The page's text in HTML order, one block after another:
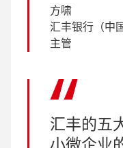
方啸
汇丰银行（中
主管
汇丰的五